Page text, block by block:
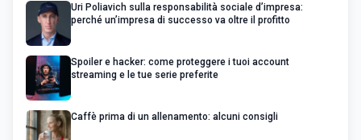
Uri Poliavich sulla responsabilità sociale d’impresa:
perché un’impresa di successo va oltre il profitto
Spoiler e hacker: come proteggere i tuoi account
streaming e le tue serie preferite
Caffè prima di un allenamento: alcuni consigli